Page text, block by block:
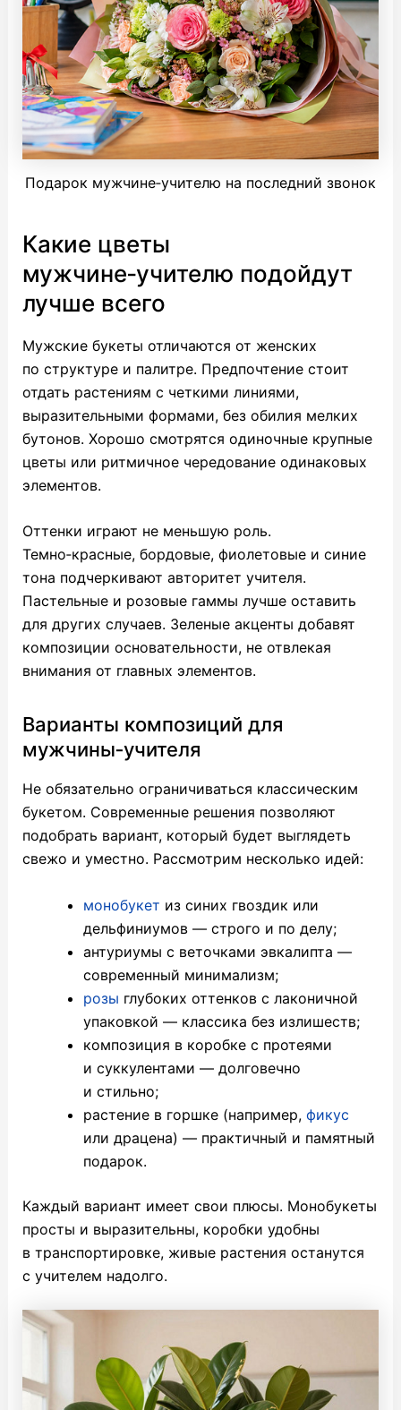
Подарок мужчине‑учителю на последний звонок
Какие цветы
мужчине‑учителю подойдут
лучше всего
Мужские букеты отличаются от женских
по структуре и палитре. Предпочтение стоит
отдать растениям с четкими линиями,
выразительными формами, без обилия мелких
бутонов. Хорошо смотрятся одиночные крупные
цветы или ритмичное чередование одинаковых
элементов.
Оттенки играют не меньшую роль.
Темно‑красные, бордовые, фиолетовые и синие
тона подчеркивают авторитет учителя.
Пастельные и розовые гаммы лучше оставить
для других случаев. Зеленые акценты добавят
композиции основательности, не отвлекая
внимания от главных элементов.
Варианты композиций для
мужчины‑учителя
Не обязательно ограничиваться классическим
букетом. Современные решения позволяют
подобрать вариант, который будет выглядеть
свежо и уместно. Рассмотрим несколько идей:
монобукет из синих гвоздик или
дельфиниумов — строго и по делу;
антуриумы с веточками эвкалипта —
современный минимализм;
розы глубоких оттенков с лаконичной
упаковкой — классика без излишеств;
композиция в коробке с протеями
и суккулентами — долговечно
и стильно;
растение в горшке (например, фикус
или драцена) — практичный и памятный
подарок.
Каждый вариант имеет свои плюсы. Монобукеты
просты и выразительны, коробки удобны
в транспортировке, живые растения останутся
с учителем надолго.